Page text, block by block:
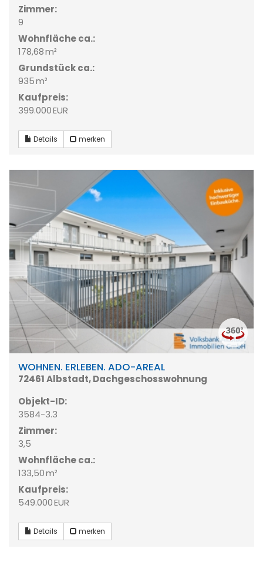
Zimmer:
9
Wohnfläche ca.:
178,68 m²
Grund­stück ca.:
935 m²
Kaufpreis:
399.000 EUR
Details merken
WOHNEN. ERLEBEN. ADO-AREAL
72461 Albstadt, Dachgeschosswohnung
Objekt-ID:
3584-3.3
Zimmer:
3,5
Wohnfläche ca.:
133,50 m²
Kaufpreis:
549.000 EUR
Details merken